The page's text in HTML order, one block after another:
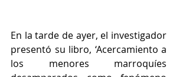
En la tarde de ayer, el investigador
presentó su libro, ‘Acercamiento a
los menores marroquíes